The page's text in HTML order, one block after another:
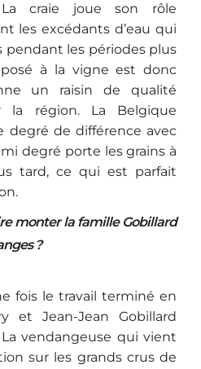
craie joue son rôle
les excédants d’eau qui
pendant les périodes plus
à la vigne est donc
un raisin de qualité
la région. La Belgique
degré de différence avec
degré porte les grains à
tard, ce qui est parfait
monter la famille Gobillard
?
fois le travail terminé en
et Jean-Jean Gobillard
vendangeuse qui vient
sur les grands crus de